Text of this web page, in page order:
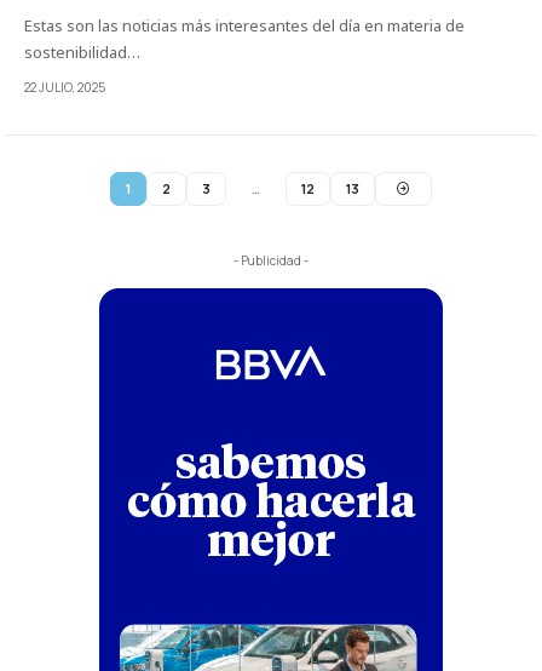
Estas son las noticias más interesantes del día en materia de
sostenibilidad…
22 JULIO, 2025
1 2 3 … 12 13
- Publicidad -